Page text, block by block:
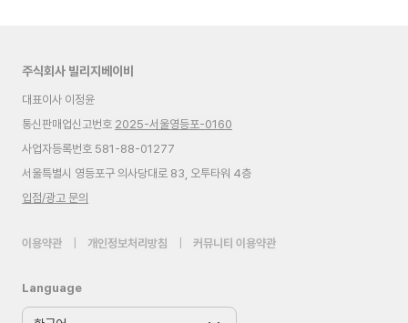
주식회사 빌리지베이비
대표이사 이정윤
통신판매업신고번호 2025-서울영등포-0160
사업자등록번호 581-88-01277
서울특별시 영등포구 의사당대로 83, 오투타워 4층
입점/광고 문의
이용약관 개인정보처리방침 커뮤니티 이용약관
Language